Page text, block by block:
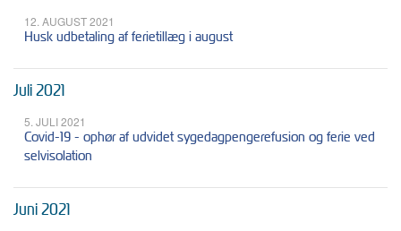
12. AUGUST 2021
Husk udbetaling af ferietillæg i august
Juli 2021
5. JULI 2021
Covid-19 - ophør af udvidet sygedagpengerefusion og ferie ved
selvisolation
Juni 2021